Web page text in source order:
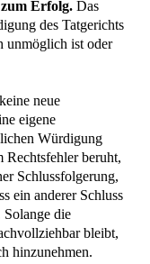
Erfolg. Das
des Tatgerichts
unmöglich ist oder
neue
eigene
Würdigung
Rechtsfehler beruht,
Schlussfolgerung,
ein anderer Schluss
Solange die
bleibt,
hinzunehmen.